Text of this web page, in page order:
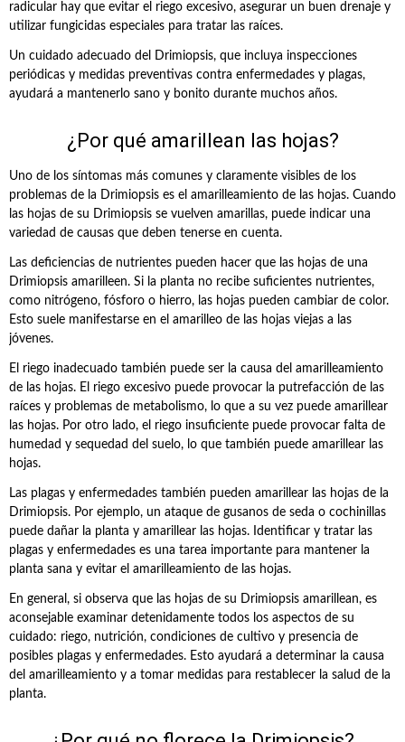
radicular hay que evitar el riego excesivo, asegurar un buen drenaje y
utilizar fungicidas especiales para tratar las raíces.
Un cuidado adecuado del Drimiopsis, que incluya inspecciones
periódicas y medidas preventivas contra enfermedades y plagas,
ayudará a mantenerlo sano y bonito durante muchos años.
¿Por qué amarillean las hojas?
Uno de los síntomas más comunes y claramente visibles de los
problemas de la Drimiopsis es el amarilleamiento de las hojas. Cuando
las hojas de su Drimiopsis se vuelven amarillas, puede indicar una
variedad de causas que deben tenerse en cuenta.
Las deficiencias de nutrientes pueden hacer que las hojas de una
Drimiopsis amarilleen. Si la planta no recibe suficientes nutrientes,
como nitrógeno, fósforo o hierro, las hojas pueden cambiar de color.
Esto suele manifestarse en el amarilleo de las hojas viejas a las
jóvenes.
El riego inadecuado también puede ser la causa del amarilleamiento
de las hojas. El riego excesivo puede provocar la putrefacción de las
raíces y problemas de metabolismo, lo que a su vez puede amarillear
las hojas. Por otro lado, el riego insuficiente puede provocar falta de
humedad y sequedad del suelo, lo que también puede amarillear las
hojas.
Las plagas y enfermedades también pueden amarillear las hojas de la
Drimiopsis. Por ejemplo, un ataque de gusanos de seda o cochinillas
puede dañar la planta y amarillear las hojas. Identificar y tratar las
plagas y enfermedades es una tarea importante para mantener la
planta sana y evitar el amarilleamiento de las hojas.
En general, si observa que las hojas de su Drimiopsis amarillean, es
aconsejable examinar detenidamente todos los aspectos de su
cuidado: riego, nutrición, condiciones de cultivo y presencia de
posibles plagas y enfermedades. Esto ayudará a determinar la causa
del amarilleamiento y a tomar medidas para restablecer la salud de la
planta.